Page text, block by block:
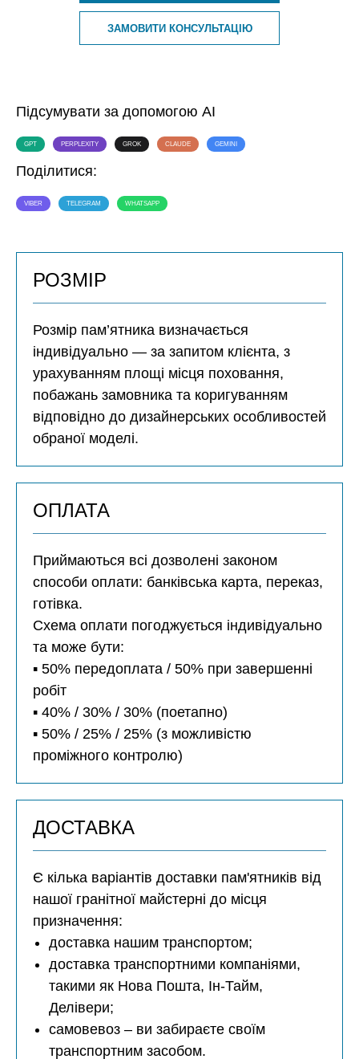
ЗАМОВИТИ КОНСУЛЬТАЦІЮ
Підсумувати за допомогою AI
GPT PERPLEXITY GROK CLAUDE GEMINI
Поділитися:
VIBER TELEGRAM WHATSAPP
РОЗМІР
Розмір пам’ятника визначається
індивідуально — за запитом клієнта, з
урахуванням площі місця поховання,
побажань замовника та коригуванням
відповідно до дизайнерських особливостей
обраної моделі.
ОПЛАТА
Приймаються всі дозволені законом
способи оплати: банківська карта, переказ,
готівка.
Схема оплати погоджується індивідуально
та може бути:
▪️ 50% передоплата / 50% при завершенні
робіт
▪️ 40% / 30% / 30% (поетапно)
▪️ 50% / 25% / 25% (з можливістю
проміжного контролю)
ДОСТАВКА
Є кілька варіантів доставки пам'ятників від
нашої гранітної майстерні до місця
призначення:
доставка нашим транспортом;
доставка транспортними компаніями,
такими як Нова Пошта, Ін-Тайм,
Делівери;
самовевоз – ви забираєте своїм
транспортним засобом.